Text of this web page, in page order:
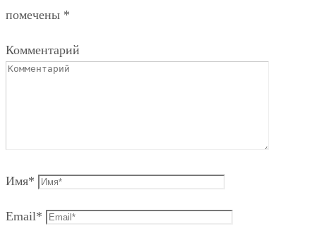
помечены *
Комментарий
Имя*
Email*